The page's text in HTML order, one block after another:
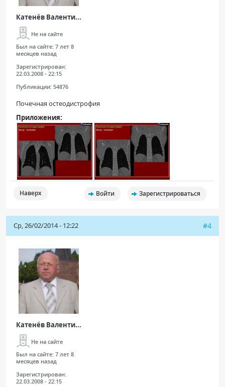
Катенёв Валенти...
Не на сайте
Был на сайте: 7 лет 8
месяцев назад
Зарегистрирован:
22.03.2008 - 22:15
Публикации: 54876
Почечная остеодистрофия
Приложения:
Наверх Войти Зарегистрироваться
Ср, 26/02/2014 - 12:22 #4
Катенёв Валенти...
Не на сайте
Был на сайте: 7 лет 8
месяцев назад
Зарегистрирован:
22.03.2008 - 22:15